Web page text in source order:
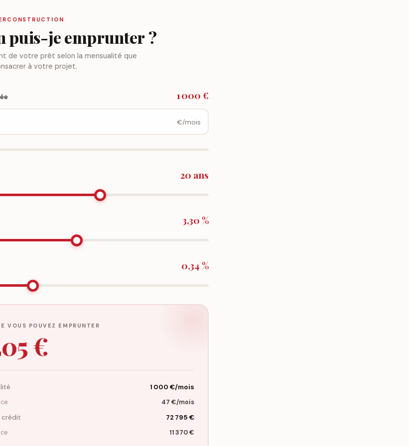
puis-je emprunter ?
de votre prêt selon la mensualité que
à votre projet.
1 000 €
€/mois
20 ans
3,30 %
0,34 %
VOUS POUVEZ EMPRUNTER
€
1 000 €/mois
47 €/mois
72 795 €
11 370 €